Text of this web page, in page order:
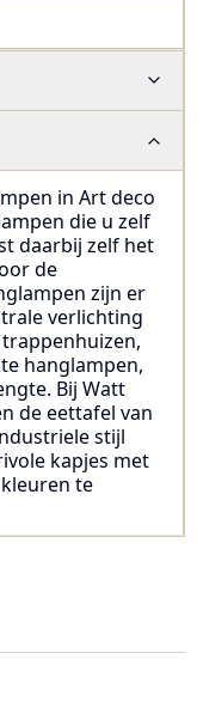
in Art deco
die u zelf
daarbij zelf het
de
zijn er
verlichting
hanglampen,
Bij Watt
de eettafel van
stijl
kapjes met
te